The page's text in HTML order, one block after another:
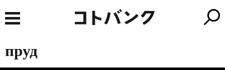
пруд